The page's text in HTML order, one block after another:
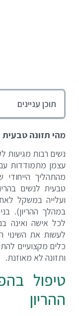
תוכן עניינים
מהי תזונה טבעית
נשים רבות מגיעות
עצמן מתמודדות
מהתהליך הייחודי
טבעית לנשים
ועלייה במשקל
במהלך ההריון).
לכל אישה ואינה
לעשות את השינוי
כלים מקצועיים
ותזונה לא מאוזנת.
טיפול
ההריון